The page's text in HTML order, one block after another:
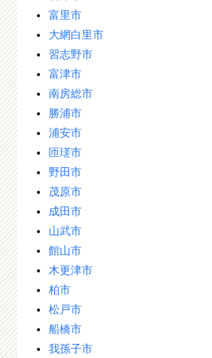
富里市
大網白里市
習志野市
富津市
南房総市
勝浦市
浦安市
匝瑳市
野田市
茂原市
成田市
山武市
館山市
木更津市
柏市
松戸市
船橋市
我孫子市